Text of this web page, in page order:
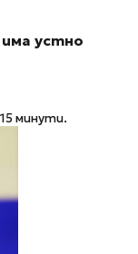
има устно
минути.